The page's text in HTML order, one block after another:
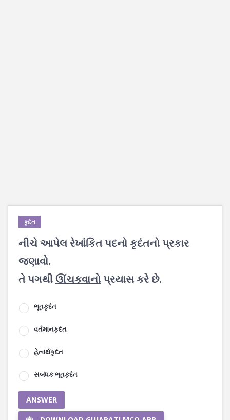
કૃદંત
નીચે આપેલ રેખાંકિત પદનો કૃદંતનો પ્રકાર
જણાવો.
તે પગથીઊંચકવાનોપ્રયાસ કરે છે.
ભૂતકૃદંત
વર્તમાનકૃદંત
હેત્વર્થકૃદંત
સંબંધક ભૂતકૃદંત
ANSWER